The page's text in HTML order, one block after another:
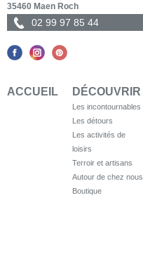
35460 Maen Roch
02 99 97 85 44
ACCUEIL DÉCOUVRIR
Les incontournables
Les détours
Les activités de
loisirs
Terroir et artisans
Autour de chez nous
Boutique